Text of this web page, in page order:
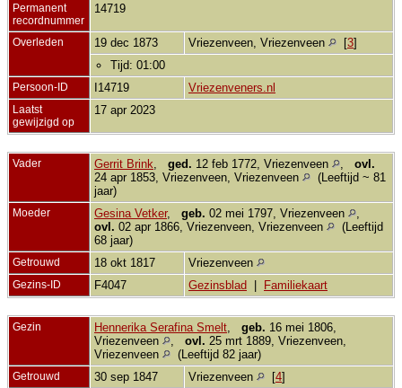
Permanent
recordnummer
14719
Overleden 19 dec 1873 Vriezenveen, Vriezenveen [3]
Tijd: 01:00
Persoon-ID I14719 Vriezenveners.nl
Laatst
gewijzigd op
17 apr 2023
Vader Gerrit Brink ged. 12 feb 1772, Vriezenveen
ovl.
24 apr 1853, Vriezenveen, Vriezenveen
(Leeftijd ~ 81
jaar)
Moeder Gesina Vetker, geb. 02 mei 1797, Vriezenveen
ovl. 02 apr 1866, Vriezenveen, Vriezenveen
(Leeftijd
68 jaar)
Getrouwd 18 okt 1817 Vriezenveen
Gezins-ID F4047 Gezinsblad Familiekaart
Gezin Hennerika Serafina Smelt geb. 16 mei 1806,
Vriezenveen
ovl. 25 mrt 1889, Vriezenveen,
Vriezenveen
(Leeftijd 82 jaar)
Getrouwd 30 sep 1847 Vriezenveen [4]